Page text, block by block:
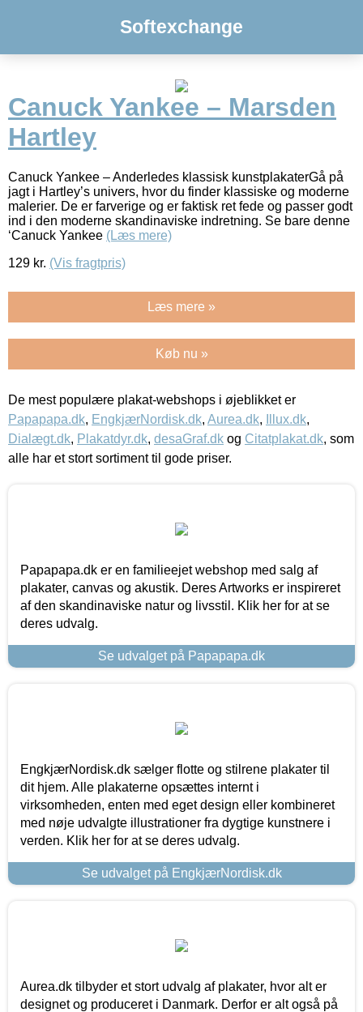
Softexchange
Canuck Yankee – Marsden
Hartley
Canuck Yankee – Anderledes klassisk kunstplakaterGå på
jagt i Hartley’s univers, hvor du finder klassiske og moderne
malerier. De er farverige og er faktisk ret fede og passer godt
ind i den moderne skandinaviske indretning. Se bare denne
‘Canuck Yankee (Læs mere)
129 kr. (Vis fragtpris)
Læs mere »
Køb nu »
De mest populære plakat-webshops i øjeblikket er
Papapapa.dk, EngkjærNordisk.dk, Aurea.dk, Illux.dk,
Dialægt.dk, Plakatdyr.dk, desaGraf.dk og Citatplakat.dk, som
alle har et stort sortiment til gode priser.
Papapapa.dk er en familieejet webshop med salg af
plakater, canvas og akustik. Deres Artworks er inspireret
af den skandinaviske natur og livsstil. Klik her for at se
deres udvalg.
Se udvalget på Papapapa.dk
EngkjærNordisk.dk sælger flotte og stilrene plakater til
dit hjem. Alle plakaterne opsættes internt i
virksomheden, enten med eget design eller kombineret
med nøje udvalgte illustrationer fra dygtige kunstnere i
verden. Klik her for at se deres udvalg.
Se udvalget på EngkjærNordisk.dk
Aurea.dk tilbyder et stort udvalg af plakater, hvor alt er
designet og produceret i Danmark. Derfor er alt også på